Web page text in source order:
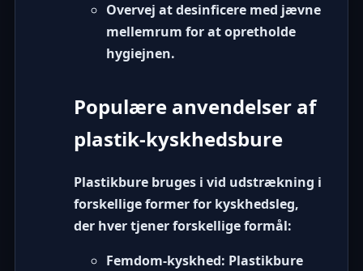
Overvej at desinficere med jævne
mellemrum for at opretholde
hygiejnen.
Populære anvendelser af
plastik-kyskhedsbure
Plastikbure bruges i vid udstrækning i
forskellige former for kyskhedsleg,
der hver tjener forskellige formål:
Femdom-kyskhed: Plastikbure